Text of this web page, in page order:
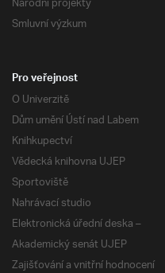
Smluvní výzkum
Pro veřejnost
O Univerzitě
Dům umění Ústí nad Labem
Knihkupectví
Vědecká knihovna UJEP
Sportoviště
Nahrávací studio
Elektronická úřední deska –
Akademický senát UJEP
Zajišťování a vnitřní hodnocení